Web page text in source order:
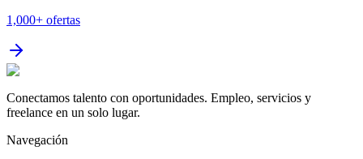
1,000+ ofertas
Conectamos talento con oportunidades. Empleo, servicios y
freelance en un solo lugar.
Navegación